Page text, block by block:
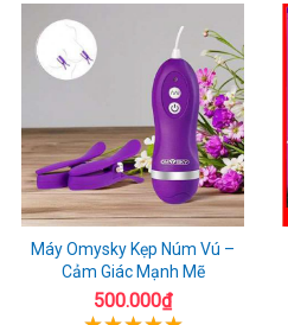
Máy Omysky Kẹp Núm Vú –
Cảm Giác Mạnh Mẽ
500.000₫